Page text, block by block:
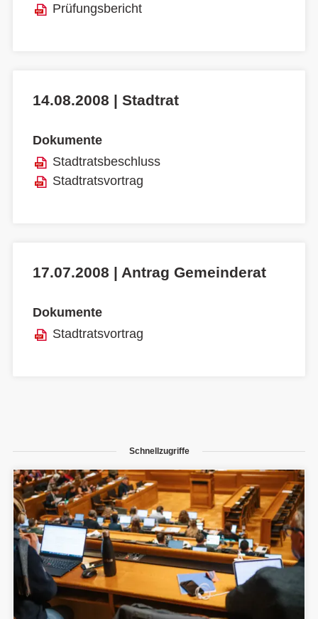
Prüfungsbericht
14.08.2008 | Stadtrat
Dokumente
Stadtratsbeschluss
Stadtratsvortrag
17.07.2008 | Antrag Gemeinderat
Dokumente
Stadtratsvortrag
Schnellzugriffe